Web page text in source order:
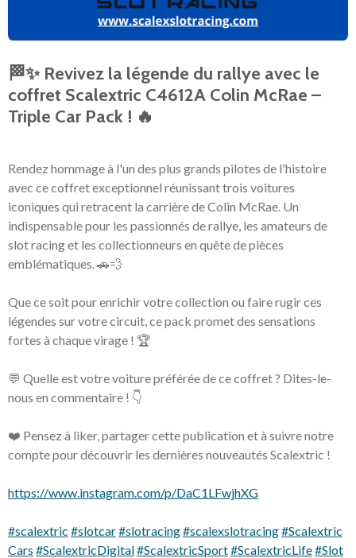
🏁✨ Revivez la légende du rallye avec le
coffret Scalextric C4612A Colin McRae –
Triple Car Pack ! 🔥
Rendez hommage à l'un des plus grands pilotes de l'histoire
avec ce coffret exceptionnel réunissant trois voitures
iconiques qui retracent la carrière de Colin McRae. Un
indispensable pour les passionnés de rallye, les amateurs de
slot racing et les collectionneurs en quête de pièces
emblématiques. 🚗💨
Que ce soit pour enrichir votre collection ou faire rugir ces
légendes sur votre circuit, ce pack promet des sensations
fortes à chaque virage ! 🏆
💬 Quelle est votre voiture préférée de ce coffret ? Dites-le-
nous en commentaire ! 👇
❤️ Pensez à liker, partager cette publication et à suivre notre
compte pour découvrir les dernières nouveautés Scalextric !
https://www.instagram.com/p/DaC1LFwjhXG
#scalextric #slotcar#slotracing#scalexslotracing#Scalextric
Cars #ScalextricDigital#ScalextricSport#ScalextricLife#Slot